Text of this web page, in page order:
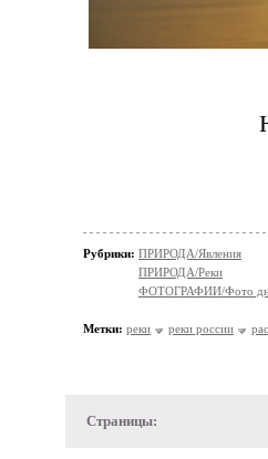
Рубрики: ПРИРОДА/Явления
ПРИРОДА/Реки
ФОТОГРАФИИ/Фото
Метки: реки реки россии
Страницы: